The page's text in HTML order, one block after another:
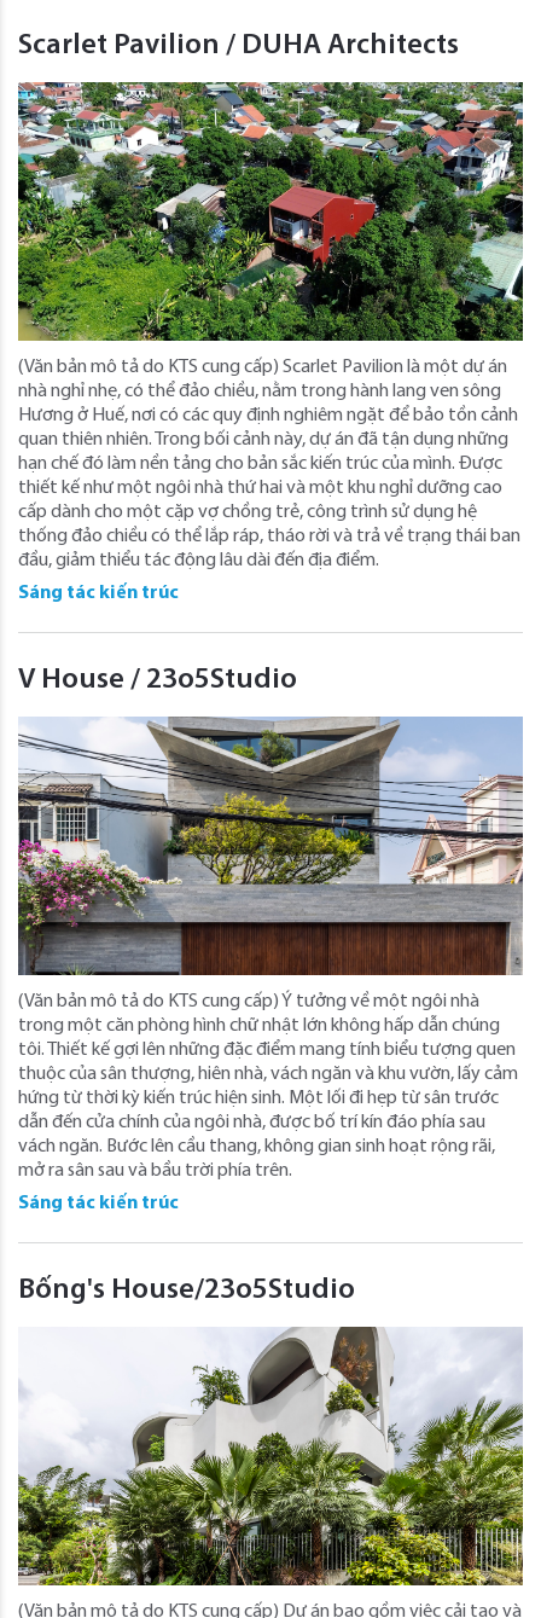
Scarlet Pavilion / DUHA Architects
(Văn bản mô tả do KTS cung cấp) Scarlet Pavilion là một dự án
nhà nghỉ nhẹ, có thể đảo chiều, nằm trong hành lang ven sông
Hương ở Huế, nơi có các quy định nghiêm ngặt để bảo tồn cảnh
quan thiên nhiên. Trong bối cảnh này, dự án đã tận dụng những
hạn chế đó làm nền tảng cho bản sắc kiến ​​trúc của mình. Được
thiết kế như một ngôi nhà thứ hai và một khu nghỉ dưỡng cao
cấp dành cho một cặp vợ chồng trẻ, công trình sử dụng hệ
thống đảo chiều có thể lắp ráp, tháo rời và trả về trạng thái ban
đầu, giảm thiểu tác động lâu dài đến địa điểm.
Sáng tác kiến trúc
V House / 23o5Studio
(Văn bản mô tả do KTS cung cấp) Ý tưởng về một ngôi nhà
trong một căn phòng hình chữ nhật lớn không hấp dẫn chúng
tôi. Thiết kế gợi lên những đặc điểm mang tính biểu tượng quen
thuộc của sân thượng, hiên nhà, vách ngăn và khu vườn, lấy cảm
hứng từ thời kỳ kiến ​​trúc hiện sinh. Một lối đi hẹp từ sân trước
dẫn đến cửa chính của ngôi nhà, được bố trí kín đáo phía sau
vách ngăn. Bước lên cầu thang, không gian sinh hoạt rộng rãi,
mở ra sân sau và bầu trời phía trên.
Sáng tác kiến trúc
Bống's House/23o5Studio
(Văn bản mô tả do KTS cung cấp) Dự án bao gồm việc cải tạo và